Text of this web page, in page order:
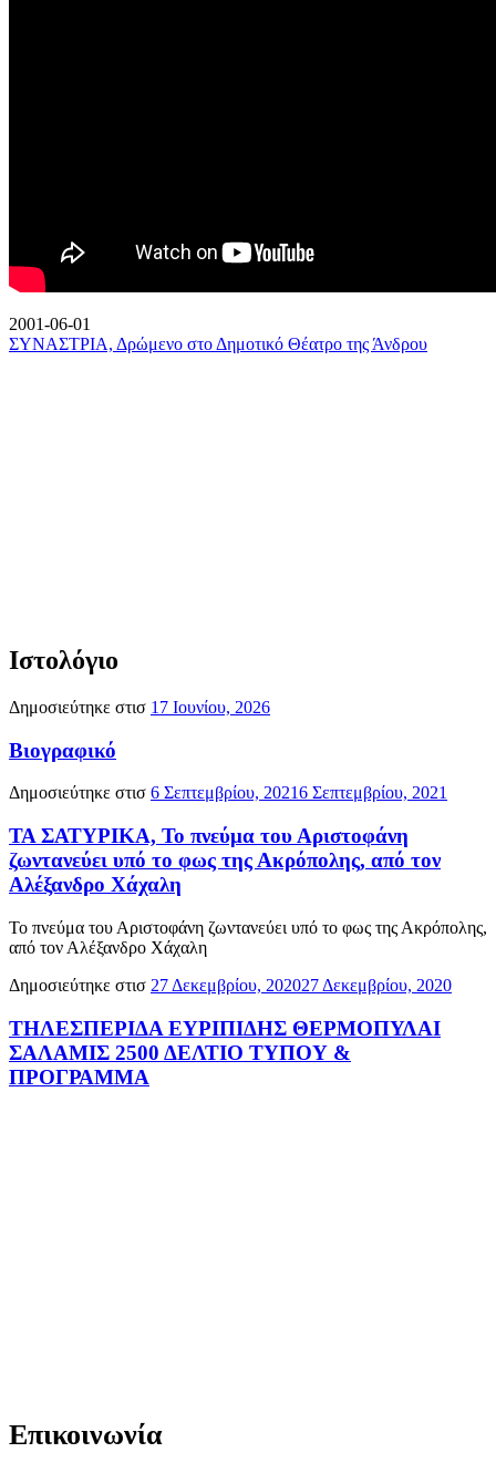
2001-06-01
ΣΥΝΑΣΤΡΙΑ, Δρώμενο στο Δημοτικό Θέατρο της Άνδρου
Ιστολόγιο
Δημοσιεύτηκε στισ 17 Ιουνίου, 2026
Βιογραφικό
Δημοσιεύτηκε στισ 6 Σεπτεμβρίου, 20216 Σεπτεμβρίου, 2021
ΤΑ ΣΑΤΥΡΙΚΑ, Το πνεύμα του Αριστοφάνη
ζωντανεύει υπό το φως της Ακρόπολης, από τον
Αλέξανδρο Χάχαλη
Το πνεύμα του Αριστοφάνη ζωντανεύει υπό το φως της Ακρόπολης,
από τον Αλέξανδρο Χάχαλη
Δημοσιεύτηκε στισ 27 Δεκεμβρίου, 202027 Δεκεμβρίου, 2020
ΤΗΛΕΣΠΕΡΙΔΑ ΕΥΡΙΠΙΔΗΣ ΘΕΡΜΟΠΥΛΑΙ
ΣΑΛΑΜΙΣ 2500 ΔΕΛΤΙΟ ΤΥΠΟΥ &
ΠΡΟΓΡΑΜΜΑ
Επικοινωνία